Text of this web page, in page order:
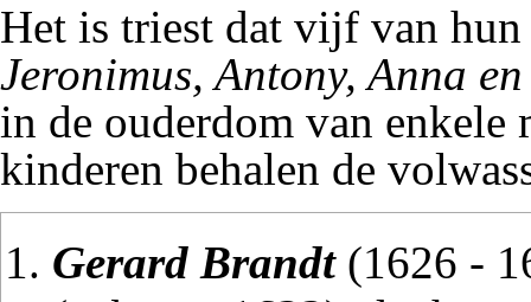
Het is triest dat vijf van
Jeronimus, Antony, Anna
in de ouderdom van enkele
kinderen behalen de
Gerard Brandt(1626 -